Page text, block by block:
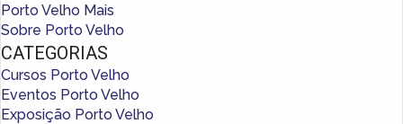
Porto Velho Mais
Sobre Porto Velho
CATEGORIAS
Cursos Porto Velho
Eventos Porto Velho
Exposição Porto Velho